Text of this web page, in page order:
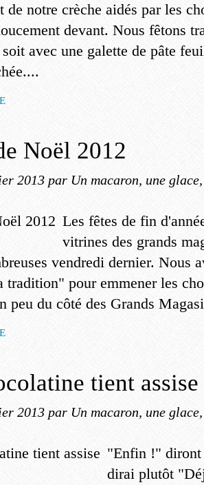
de notre crèche aidés par les
devant. Nous fêtons
avec une galette de pâte
Noël 2012
2013 par Un macaron, une
Les fêtes de fin
vitrines des grands
vendredi dernier. Nous
tradition" pour emmener les
peu du côté des Grands
tient assise
2013 par Un macaron, une
"Enfin !" diront
dirai plutôt